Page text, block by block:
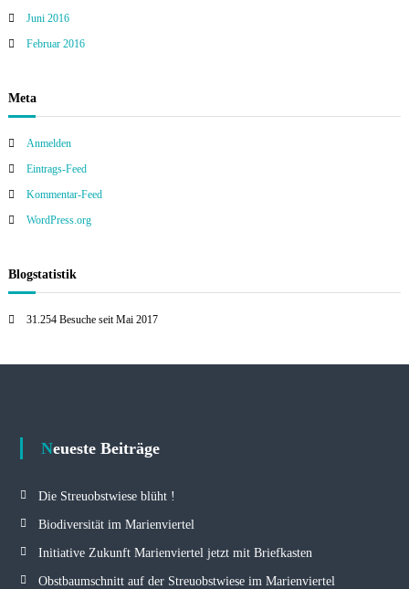
Juni 2016
Februar 2016
Meta
Anmelden
Eintrags-Feed
Kommentar-Feed
WordPress.org
Blogstatistik
31.254 Besuche seit Mai 2017
Neueste Beiträge
Die Streuobstwiese blüht !
Biodiversität im Marienviertel
Initiative Zukunft Marienviertel jetzt mit Briefkasten
Obstbaumschnitt auf der Streuobstwiese im Marienviertel